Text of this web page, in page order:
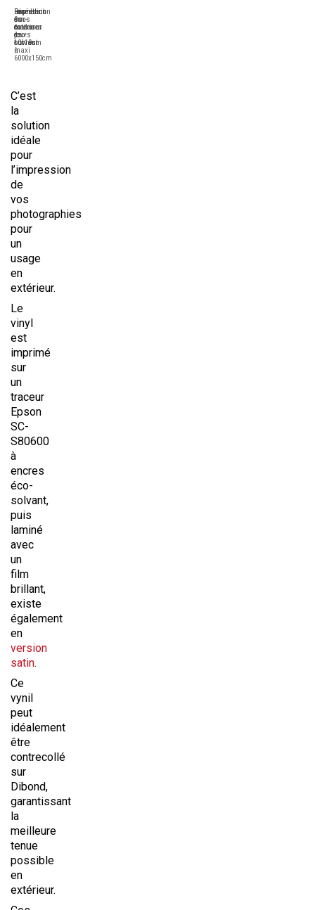
Format
sur-
mesure
de
10x10cm
à
6000x150cm
Expédition
sous
6
jours
ouvrés
maxi
Impression
9
couleurs
éco-
solvant
Résistant
en
extérieur
C’est
la
solution
idéale
pour
l’impression
de
vos
photographies
pour
un
usage
en
extérieur.
Le
vinyl
est
imprimé
sur
un
traceur
Epson
SC-
S80600
à
encres
éco-
solvant,
puis
laminé
avec
un
film
brillant,
existe
également
en
version
satin.
Ce
vynil
peut
idéalement
être
contrecollé
sur
Dibond,
garantissant
la
meilleure
tenue
possible
en
extérieur.